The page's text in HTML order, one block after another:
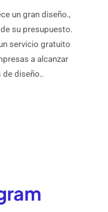
un gran diseño.,
su presupuesto.
servicio gratuito
a alcanzar
diseño..